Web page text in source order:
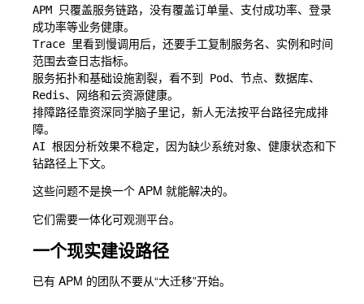
APM 只覆盖服务链路，没有覆盖订单量、支付成功率、登录
成功率等业务健康。
Trace 里看到慢调用后，还要手工复制服务名、实例和时间
范围去查日志指标。
服务拓扑和基础设施割裂，看不到 Pod、节点、数据库、
Redis、网络和云资源健康。
排障路径靠资深同学脑子里记，新人无法按平台路径完成排
障。
AI 根因分析效果不稳定，因为缺少系统对象、健康状态和下
这些问题不是换一个 APM 就能解决的。
它们需要一体化可观测平台。
一个现实建设路径
已有 APM 的团队不要从“大迁移”开始。